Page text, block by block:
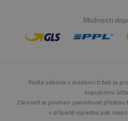
Možnosti
Podle zákona o evidenci tržeb je
kupujícímu
Zároveň je povinen zaevidovat přijatou
v případě výpadku pak